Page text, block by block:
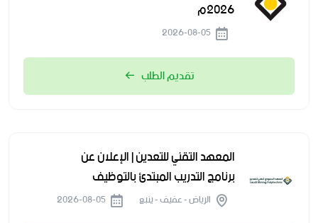
2026م
تقديم الطلب
المعهد التقني للتعدين | الإعلان عن
برنامج التدريب المبتدئ بالتوظيف
الرياض - عفيف - ينبع